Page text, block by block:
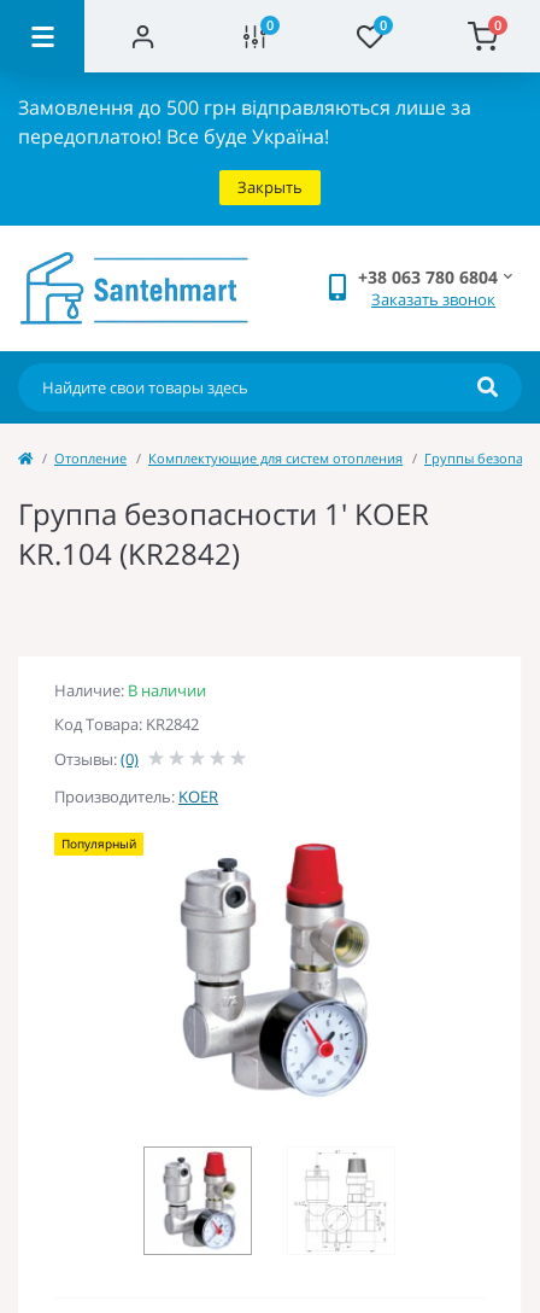
0 0 0
Замовлення до 500 грн відправляються лише за
передоплатою! Все буде Україна!
Закрыть
+38 063 780 6804
Заказать звонок
Отопление Комплектующие для систем отопления Группы
Группа безопасности 1' KOER
KR.104 (KR2842)
Наличие: В наличии
Код Товара: KR2842
Отзывы:(0)
Производитель: KOER
Популярный